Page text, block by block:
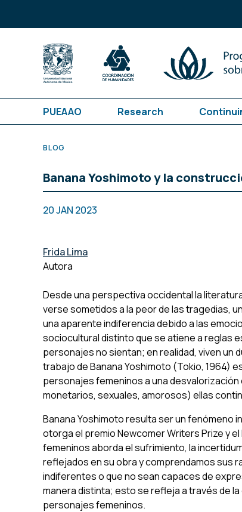
PUEAAO Research
BLOG
Banana Yoshimoto y la
20 JAN 2023
Frida Lima
Autora
Desde una perspectiva occidental la
verse sometidos a la peor de las tragedias,
una aparente indiferencia debido a las
sociocultural distinto que se atiene a reglas
personajesno sientan; en realidad, viven un
trabajo de Banana Yoshimoto (Tokio, 1964)
personajes femeninos a una
monetarios, sexuales, amorosos) ellas
Banana Yoshimoto resulta ser un fenómeno
otorga el premio Newcomer Writers Prize y
femeninos aborda el sufrimiento, la
reflejados en su obra y comprendamos sus
indiferentes o que no sean capaces de
manera distinta; esto se refleja a través de
personajes femeninos.